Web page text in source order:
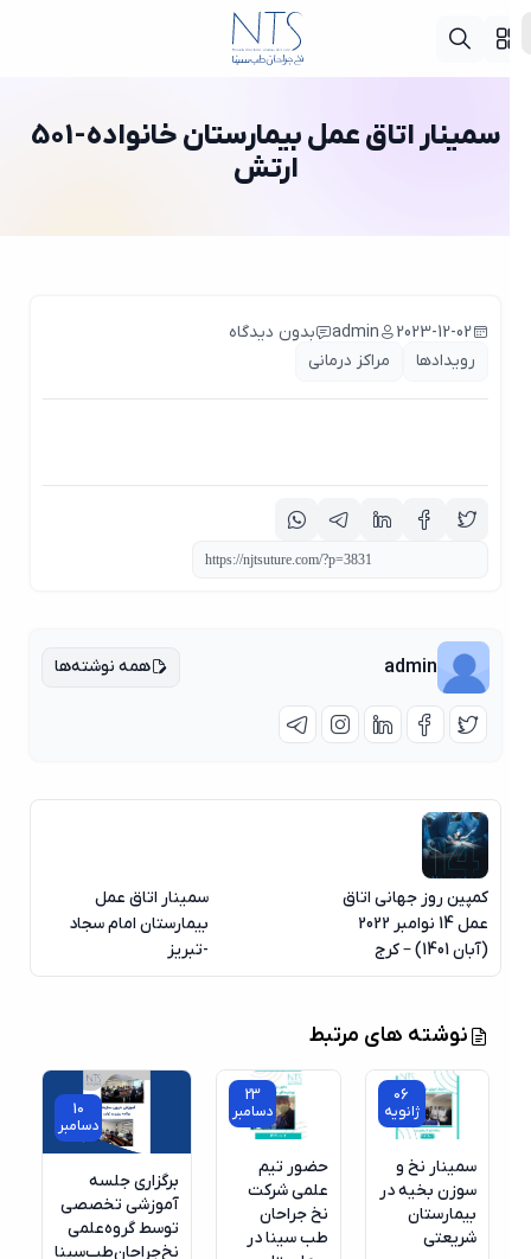
سمینار اتاق عمل بیمارستان خانواده-501
ارتش
2023-12-02
admin
بدون دیدگاه
رویدادها
مراکز درمانی
admin همه نوشته‌ها
کمپین روز جهانی اتاق
عمل 14 نوامبر 2022
(آبان 1401) – کرج
سمینار اتاق عمل
بیمارستان امام سجاد
-تبریز
نوشته های مرتبط
06
ژانویه
سمینار نخ و
سوزن بخیه در
بیمارستان
شریعتی
23
دسامبر
حضور تیم
علمی شرکت
نخ جراحان
طب سینا در
10
دسامبر
برگزاری جلسه
آموزشی تخصصی
توسط گروه‌علمی
نخ‌جراحان‌طب‌سینا